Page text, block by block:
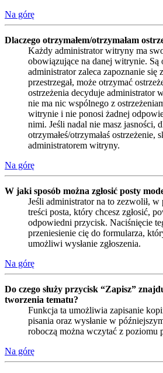
Na górę
Dlaczego otrzymałem/otrzymałam
Każdy administrator witryny ma
obowiązujące na danej witrynie. Są
administrator zaleca zapoznanie się
przestrzegał, może otrzymać
ostrzeżenia decyduje administrator
nie ma nic wspólnego z
witrynie i nie ponosi żadnej
nimi. Jeśli nadal nie masz jasności,
otrzymałeś/otrzymałaś ostrzeżenie,
administratorem witryny.
Na górę
W jaki sposób można zgłosić posty
Jeśli administrator na to zezwolił,
treści posta, który chcesz zgłosić,
odpowiedni przycisk. Naciśnięcie
przeniesienie cię do formularza,
umożliwi wysłanie zgłoszenia.
Na górę
Do czego służy przycisk “Zapisz”
tworzenia tematu?
Funkcja ta umożliwia zapisanie
pisania oraz wysłanie w
roboczą można wczytać z poziomu
Na górę